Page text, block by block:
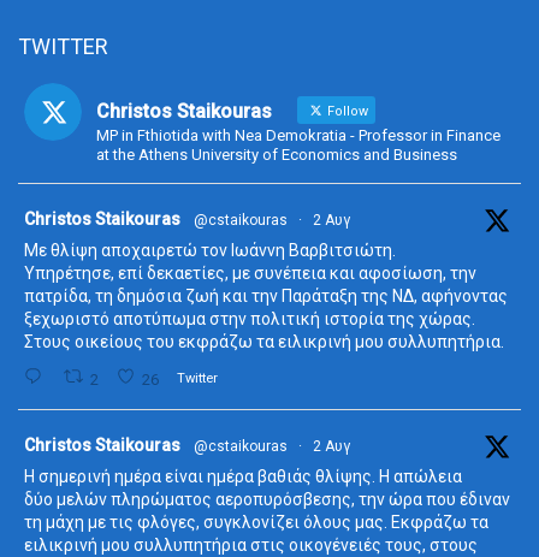
TWITTER
Christos Staikouras Follow
MP in Fthiotida with Nea Demokratia - Professor in Finance
at the Athens University of Economics and Business
Christos Staikouras @cstaikouras · 2 Αυγ
Με θλίψη αποχαιρετώ τον Ιωάννη Βαρβιτσιώτη.
Υπηρέτησε, επί δεκαετίες, με συνέπεια και αφοσίωση, την
πατρίδα, τη δημόσια ζωή και την Παράταξη της ΝΔ, αφήνοντας
ξεχωριστό αποτύπωμα στην πολιτική ιστορία της χώρας.
Στους οικείους του εκφράζω τα ειλικρινή μου συλλυπητήρια.
2 26 Twitter
Christos Staikouras @cstaikouras · 2 Αυγ
Η σημερινή ημέρα είναι ημέρα βαθιάς θλίψης. Η απώλεια
δύο μελών πληρώματος αεροπυρόσβεσης, την ώρα που έδιναν
τη μάχη με τις φλόγες, συγκλονίζει όλους μας. Εκφράζω τα
ειλικρινή μου συλλυπητήρια στις οικογένειές τους, στους